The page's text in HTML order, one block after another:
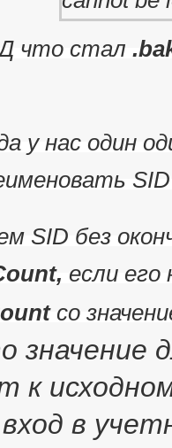
что стал
у нас один
SID без
если
со
значение
к
в